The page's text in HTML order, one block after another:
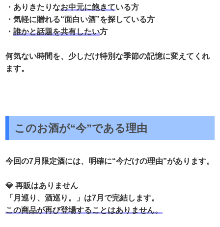
・ありきたりなお中元に飽きている方
・気軽に贈れる“面白い酒”を探している方
・誰かと話題を共有したい方
何気ない時間を、少しだけ特別な季節の記憶に変えてくれ
ます。
このお酒が“今”である理由
今回の7月限定酒には、明確に“今だけの理由”があります。
💎 再販はありません
「月巡り、酒巡り。」は7月で完結します。
この商品が再び登場することはありません。